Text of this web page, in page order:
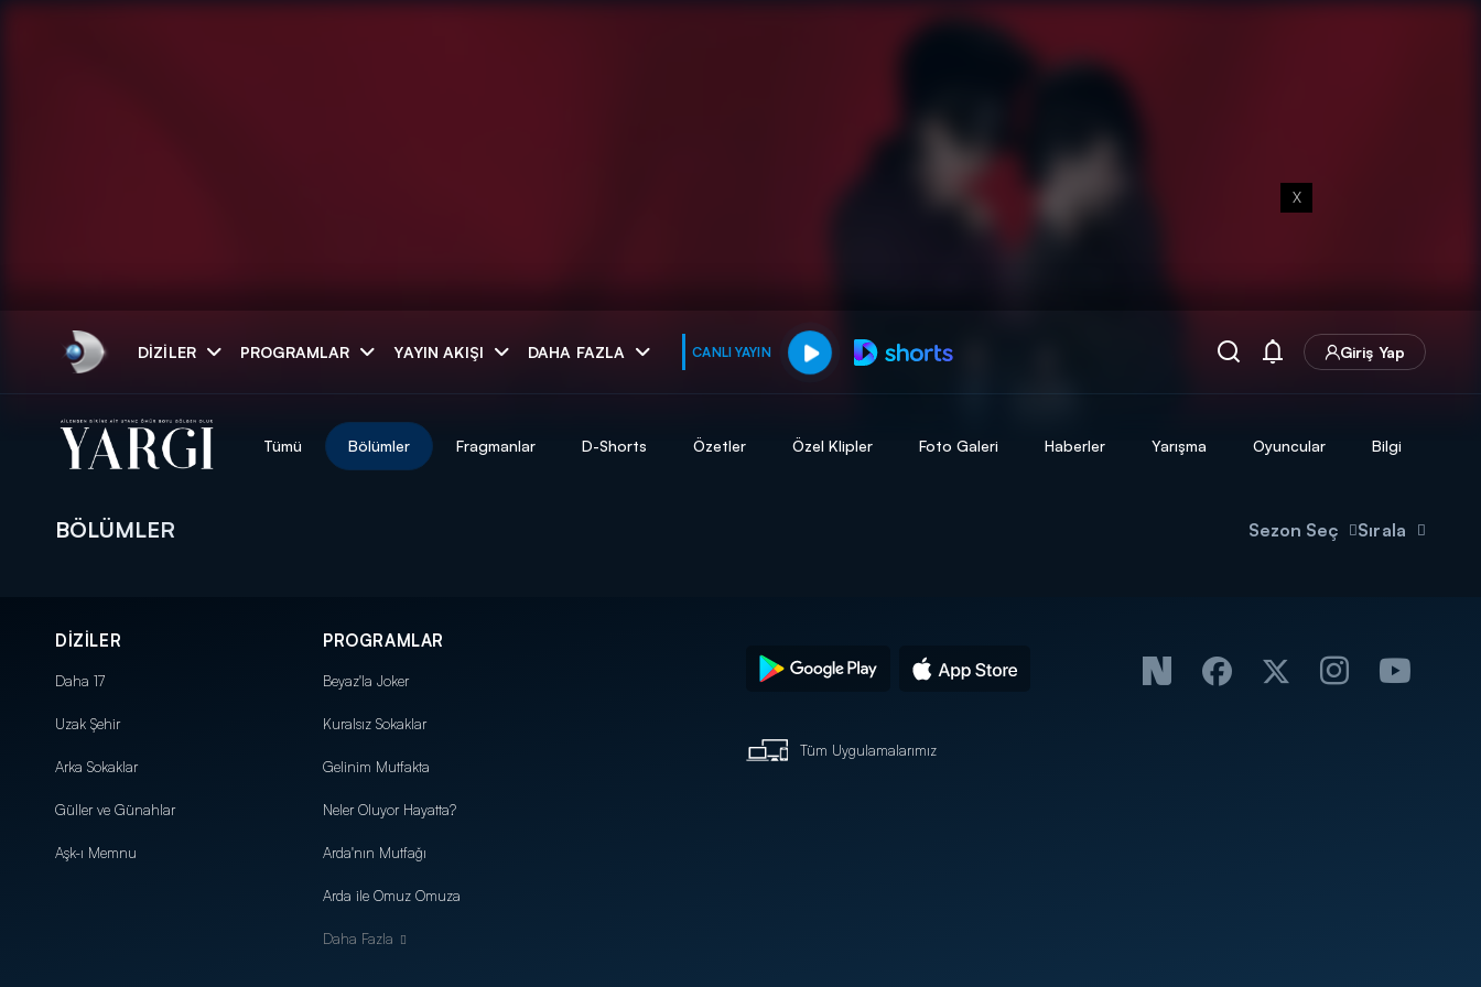
X
DIZILER PROGRAMLAR YAYIN AKIŞI DAHA FAZLA CANLI YAYIN Giriş Yap
muhteşem ikili
ARAMA SONUÇLARI
DİĞER SONUÇLAR
Tümü Bölümler Fragmanlar D-Shorts Özetler Özel Klipler Foto Galeri Haberler Yarışma Oyuncular Bilgi
BÖLÜMLER Sezon Seç Sırala
DİZİLER
Daha 17
Uzak Şehir
Arka Sokaklar
Güller ve Günahlar
Aşk-ı Memnu
PROGRAMLAR
Beyaz'la Joker
Kuralsız Sokaklar
Gelinim Mutfakta
Neler Oluyor Hayatta?
Arda'nın Mutfağı
Arda ile Omuz Omuza
Daha Fazla
Tüm Uygulamalarımız